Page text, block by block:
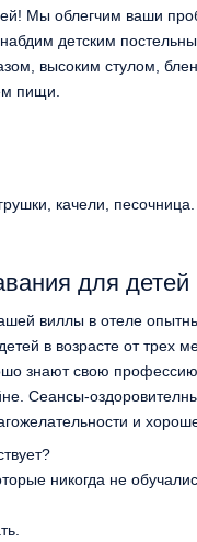
Мы облегчим ваши
детским
высоким стулом,
пищи.
качели,
для детей
виллы в отеле
в возрасте от трех
знают свою
Сеансы-
и
никогда не